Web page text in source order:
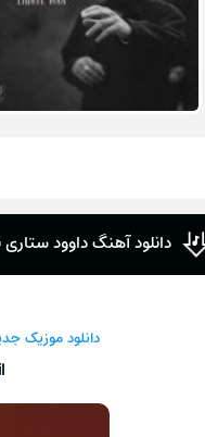
دانلود آهنگ داوود
دانلود موزیک